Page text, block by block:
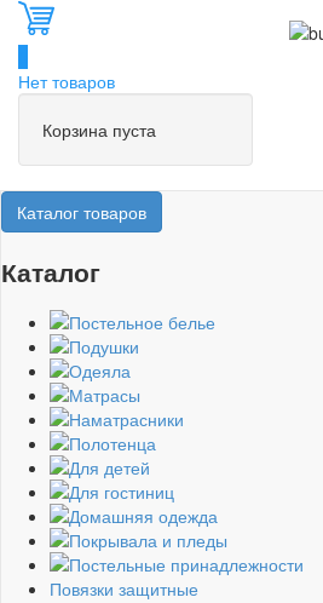
Нет товаров
Корзина пуста
Каталог товаров
Каталог
Постельное белье
Подушки
Одеяла
Матрасы
Наматрасники
Полотенца
Для детей
Для гостиниц
Домашняя одежда
Покрывала и пледы
Постельные принадлежности
Повязки защитные